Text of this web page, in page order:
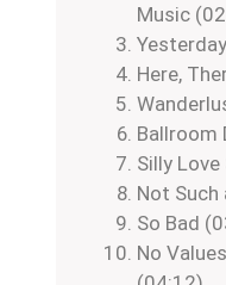
Music
Here,
Ballroom
Silly
Not Such
So Bad
No